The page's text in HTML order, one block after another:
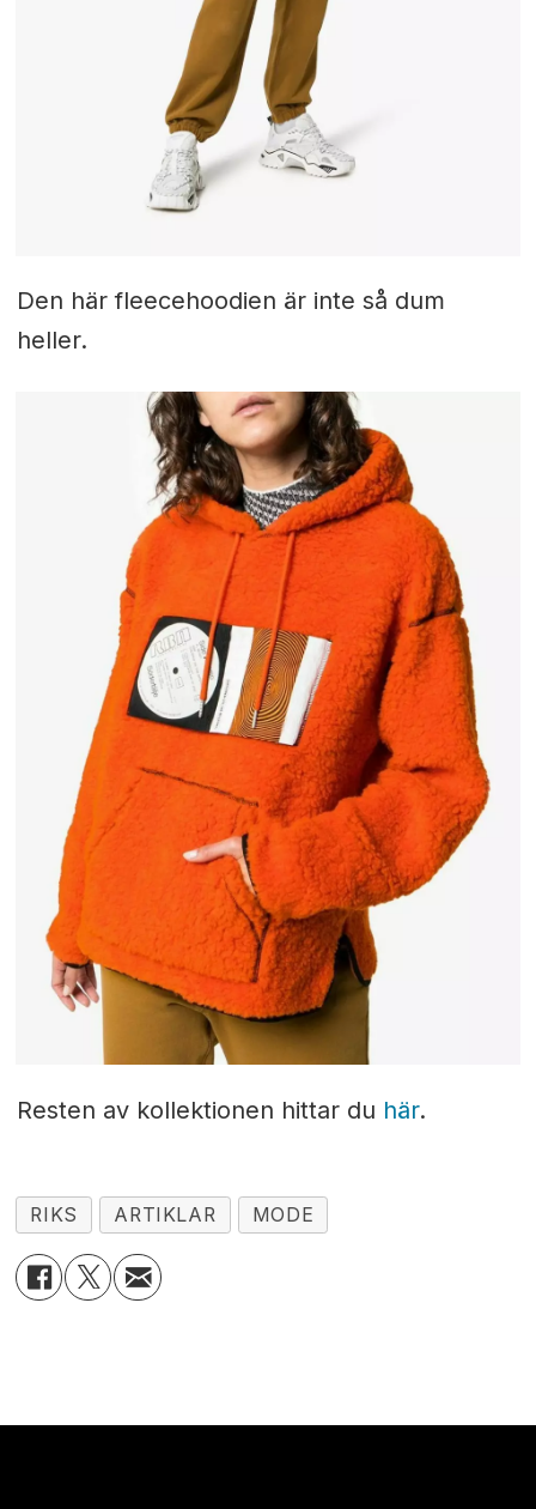
Den här fleecehoodien är inte så dum
heller.
Resten av kollektionen hittar du här.
RIKS ARTIKLAR MODE